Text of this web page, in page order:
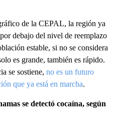
de la CEPAL, la región ya
debajo del nivel de reemplazo
estable, si no se considera
es grande, también es rápido.
se sostiene, no es un futuro
que ya está en marcha.
se detectó cocaína, según